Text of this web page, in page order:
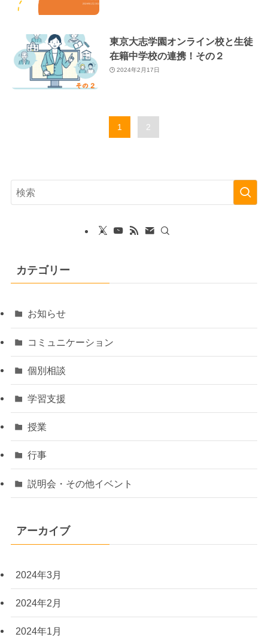
東京大志学園オンライン校と生徒
在籍中学校の連携！その２
2024年2月17日
1 2
カテゴリー
お知らせ
コミュニケーション
個別相談
学習支援
授業
行事
説明会・その他イベント
アーカイブ
2024年3月
2024年2月
2024年1月